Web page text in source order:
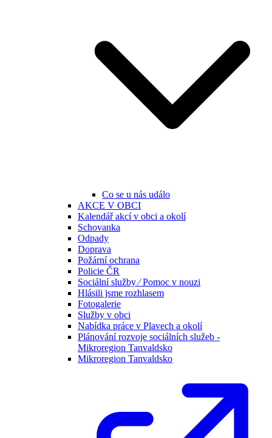
Co se u nás událo
AKCE V OBCI
Kalendář akcí v obci a okolí
Schovanka
Odpady
Doprava
Požární ochrana
Policie ČR
Sociální služby ⁄ Pomoc v nouzi
Hlásili jsme rozhlasem
Fotogalerie
Služby v obci
Nabídka práce v Plavech a okolí
Plánování rozvoje sociálních služeb -
Mikroregion Tanvaldsko
Mikroregion Tanvaldsko